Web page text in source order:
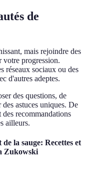
de
mais rejoindre des
votre progression.
réseaux sociaux ou des
d'autres adeptes.
des questions, de
astuces uniques. De
des recommandations
ailleurs.
la sauge: Recettes et
Zukowski